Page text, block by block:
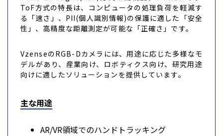
ToF方式の特長は、コンピュータの処理負荷を軽減す
る「速さ」、PII(個人識別情報)の保護に適した「安全
性」、高精度な距離測定が可能な「正確さ」です。
VzenseのRGB-Dカメラには、用途に応じた多様なモ
デルがあり、産業向け、ロボティクス向け、研究用途
向けに適したソリューションを提供しています。
主な用途
AR/VR領域でのハンドトラッキング